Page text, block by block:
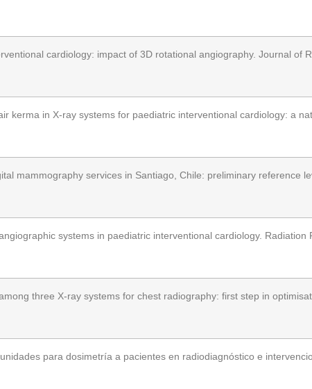
cardiology: impact of 3D rotational angiography. Journal of
kerma in X-ray systems for paediatric interventional cardiology: a
mammography services in Santiago, Chile: preliminary reference
systems in paediatric interventional cardiology. Radiation
three X-ray systems for chest radiography: first step in
para dosimetría a pacientes en radiodiagnóstico e